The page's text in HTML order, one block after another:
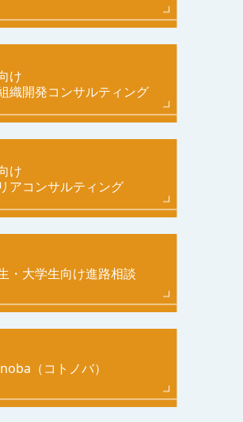
け
織開発コンサルティング
け
アコンサルティング
・大学生向け進路相談
（コトノバ）